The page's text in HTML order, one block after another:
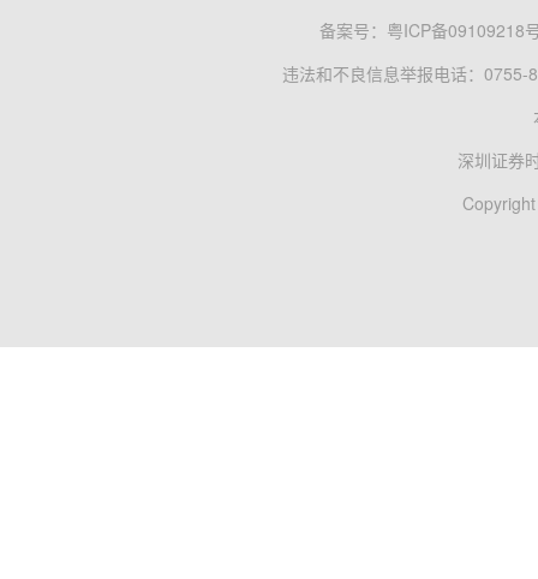
备案号： 粤ICP备09109218
违法和不良信息举报电话：0755-
深圳证券